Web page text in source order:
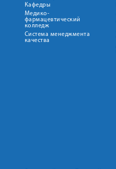
Кафедры
Медико-
фармацевтический
колледж
Система менеджмента
качества